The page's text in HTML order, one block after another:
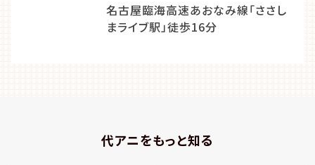
名古屋臨海高速あおなみ線「ささし
まライブ駅」徒歩16分
代アニをもっと知る